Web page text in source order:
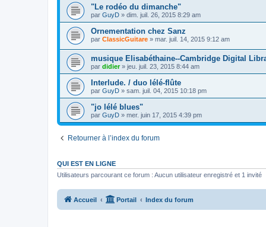
"Le rodéo du dimanche"
par GuyD » dim. juil. 26, 2015 8:29 am
Ornementation chez Sanz
par ClassicGuitare » mar. juil. 14, 2015 9:12 am
musique Elisabéthaine--Cambridge Digital
par didier» jeu. juil. 23, 2015 8:44 am
Interlude. / duo lélé-flûte
par GuyD » sam. juil. 04, 2015 10:18 pm
"jo lélé blues"
par GuyD » mer. juin 17, 2015 4:39 pm
Retourner à l’index du forum
QUI EST EN LIGNE
Utilisateurs parcourant ce forum : Aucun utilisateur enregistré et 1 invité
Accueil Portail Index du forum